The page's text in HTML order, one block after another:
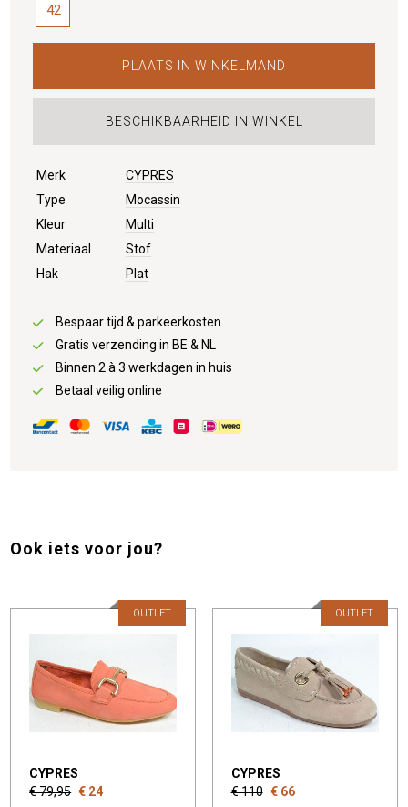
42
PLAATS IN WINKELMAND
BESCHIKBAARHEID IN WINKEL
Merk
CYPRES
Type
Mocassin
Kleur
Multi
Materiaal
Stof
Hak
Plat
Bespaar tijd & parkeerkosten
Gratis verzending in BE & NL
Binnen 2 à 3 werkdagen in huis
Betaal veilig online
Ook iets voor jou?
CYPRES
€ 79,95 € 24
OUTLET
CYPRES
€ 110 € 66
OUTLET